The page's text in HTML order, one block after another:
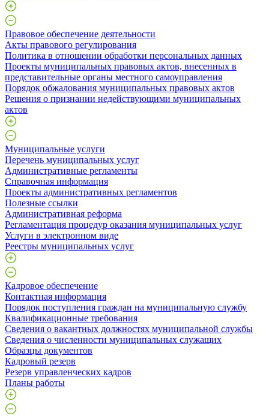
Правовое обеспечение деятельности
Акты правового регулирования
Политика в отношении обработки персональных данных
Проекты муниципальных правовых актов, внесенных в
представительные органы местного самоуправления
Порядок обжалования муниципальных правовых актов
Решения о признании недействующими муниципальных
актов
Муниципальные услуги
Перечень муниципальных услуг
Административные регламенты
Справочная информация
Проекты административных регламентов
Полезные ссылки
Административная реформа
Регламентация процедур оказания муниципальных услуг
Услуги в электронном виде
Реестры муниципальных услуг
Кадровое обеспечение
Контактная информация
Порядок поступления граждан на муниципальную службу
Квалификационные требования
Сведения о вакантных должностях муниципальной службы
Сведения о численности муниципальных служащих
Образцы документов
Кадровый резерв
Резерв управленческих кадров
Планы работы